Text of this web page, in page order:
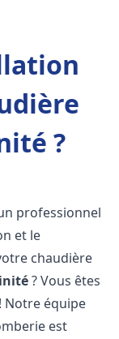
?
professionnel
et le
chaudière
? Vous êtes
Notre équipe
est